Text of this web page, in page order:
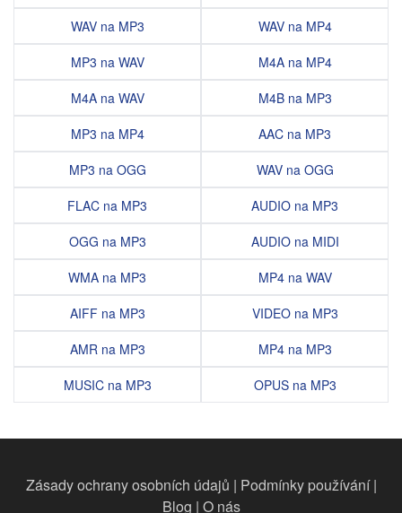
WAV na MP3
MP3 na WAV
M4A na WAV
MP3 na MP4
MP3 na OGG
FLAC na MP3
OGG na MP3
WMA na MP3
AIFF na MP3
AMR na MP3
MUSIC na MP3
WAV na MP4
M4A na MP4
M4B na MP3
AAC na MP3
WAV na OGG
AUDIO na MP3
AUDIO na MIDI
MP4 na WAV
VIDEO na MP3
MP4 na MP3
OPUS na MP3
Zásady ochrany osobních údajů | Podmínky používání|
Blog | O nás